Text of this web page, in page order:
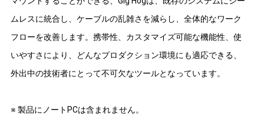
ムレスに統合し、ケーブルの乱雑さを減らし、全体的なワーク
フローを改善します。携帯性、カスタマイズ可能な機能性、使
いやすさにより、どんなプロダクション環境にも適応できる、
外出中の技術者にとって不可欠なツールとなっています。
※ 製品にノートPCは含まれません。